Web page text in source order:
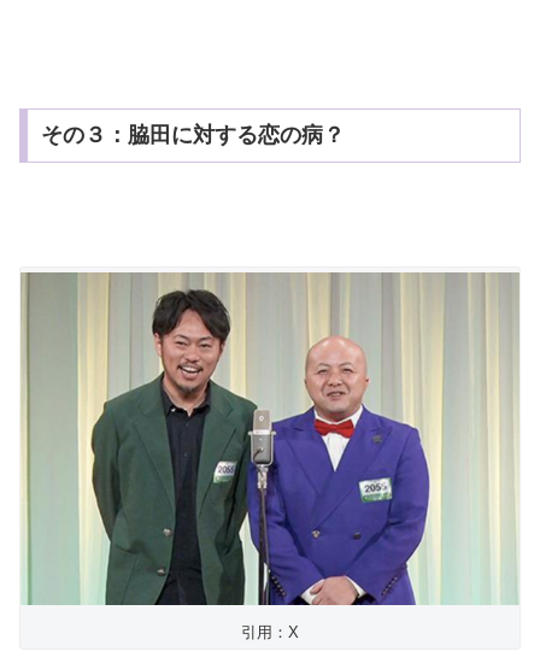
その３：脇田に対する恋の病？
引用：X